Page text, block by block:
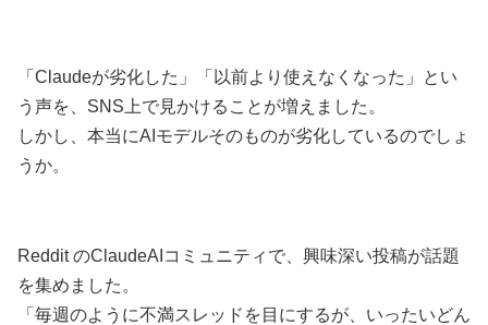
「Claudeが劣化した」「以前より使えなくなった」とい
う声を、SNS上で見かけることが増えました。
しかし、本当にAIモデルそのものが劣化しているのでしょ
うか。
Reddit のClaudeAIコミュニティで、興味深い投稿が話題
を集めました。
「毎週のように不満スレッドを目にするが、いったいどん